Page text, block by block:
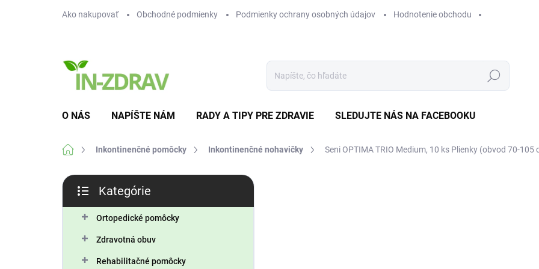
Ako nakupovať Obchodné podmienky Podmienky ochrany osobných údajov Hodnotenie obchodu
Hľadať
O NÁS NAPÍŠTE NÁM RADY A TIPY PRE ZDRAVIE SLEDUJTE NÁS NA FACEBOOKU
DomovInkontinenčné pomôcky Inkontinenčné nohavičky Seni OPTIMA TRIO Medium, 10 ks Plienky (obvod 70-105
B
č
kategórie
Kategórie
Ortopedické pomôcky
Zdravotná obuv
Rehabilitačné pomôcky